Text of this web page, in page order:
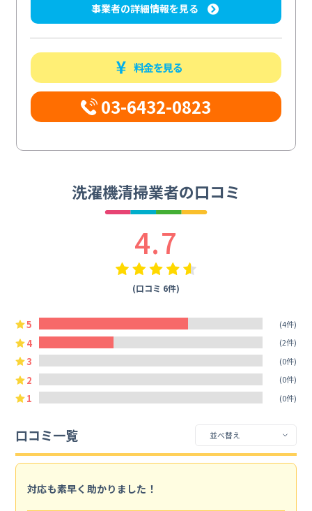
事業者の詳細情報を見る
料金を見る
03-6432-0823
洗濯機清掃業者の口コミ
4.7
(口コミ 6件)
5 (4件)
4 (2件)
3 (0件)
2 (0件)
1 (0件)
口コミ一覧
対応も素早く助かりました！